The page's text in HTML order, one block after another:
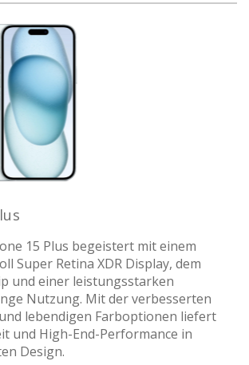
15 Plus begeistert mit einem
Super Retina XDR Display, dem
und einer leistungsstarken
Nutzung. Mit der verbesserten
lebendigen Farboptionen liefert
und High-End-Performance in
Design.